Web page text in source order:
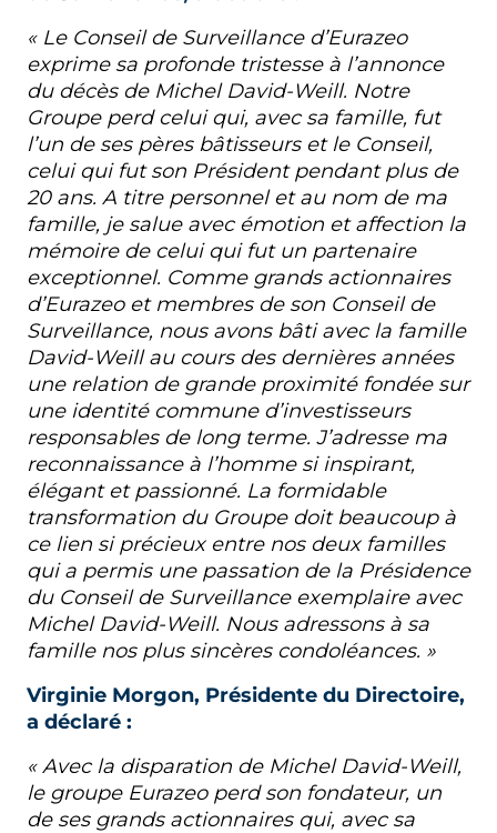
« Le Conseil de Surveillance d’Eurazeo
exprime sa profonde tristesse à l’annonce
du décès de Michel David-Weill. Notre
Groupe perd celui qui, avec sa famille, fut
l’un de ses pères bâtisseurs et le Conseil,
celui qui fut son Président pendant plus de
20 ans. A titre personnel et au nom de ma
famille, je salue avec émotion et affection la
mémoire de celui qui fut un partenaire
exceptionnel. Comme grands actionnaires
d’Eurazeo et membres de son Conseil de
Surveillance, nous avons bâti avec la famille
David-Weill au cours des dernières années
une relation de grande proximité fondée sur
une identité commune d’investisseurs
responsables de long terme. J’adresse ma
reconnaissance à l’homme si inspirant,
élégant et passionné. La formidable
transformation du Groupe doit beaucoup à
ce lien si précieux entre nos deux familles
qui a permis une passation de la Présidence
du Conseil de Surveillance exemplaire avec
Michel David-Weill. Nous adressons à sa
famille nos plus sincères condoléances. »
Virginie Morgon, Présidente du Directoire,
a déclaré :
« Avec la disparation de Michel David-Weill,
le groupe Eurazeo perd son fondateur, un
de ses grands actionnaires qui, avec sa